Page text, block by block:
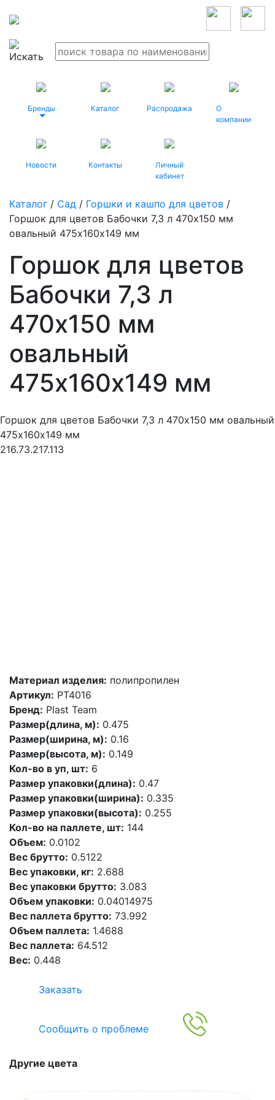
Бренды Каталог Распродажа
О
компании
Новости Контакты
Личный
кабинет
Каталог / Сад / Горшки и кашпо для цветов /
Горшок для цветов Бабочки 7,3 л 470х150 мм
овальный 475х160х149 мм
Горшок для цветов
Бабочки 7,3 л
470х150 мм
овальный
475х160х149 мм
Горшок для цветов Бабочки 7,3 л 470х150 мм овальный
475х160х149 мм
216.73.217.113
Материал изделия: полипропилен
Артикул: PT4016
Бренд: Plast Team
Размер(длина, м): 0.475
Размер(ширина, м): 0.16
Размер(высота, м): 0.149
Кол-во в уп, шт: 6
Размер упаковки(длина): 0.47
Размер упаковки(ширина): 0.335
Размер упаковки(высота): 0.255
Кол-во на паллете, шт: 144
Объем: 0.0102
Вес брутто: 0.5122
Вес упаковки, кг: 2.688
Вес упаковки брутто: 3.083
Объем упаковки: 0.04014975
Вес паллета брутто: 73.992
Объем паллета: 1.4688
Вес паллета: 64.512
Вес: 0.448
Заказать
Сообщить о проблеме
Другие цвета